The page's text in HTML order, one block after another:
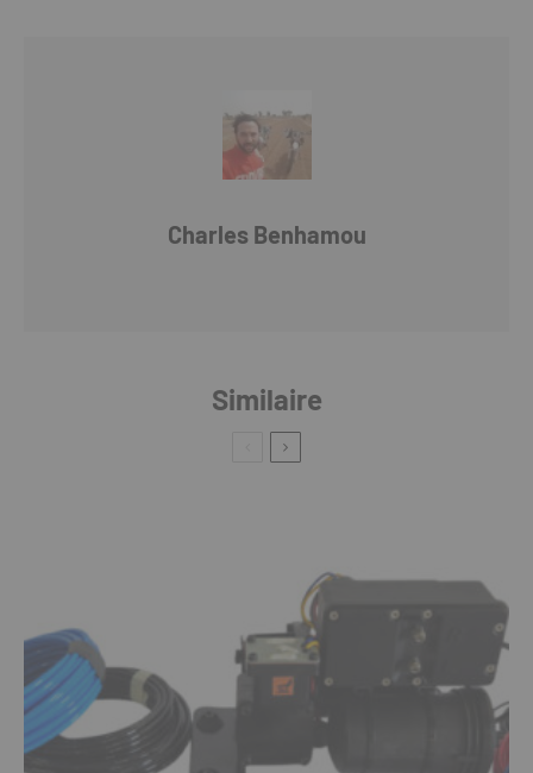
Charles Benhamou
Similaire